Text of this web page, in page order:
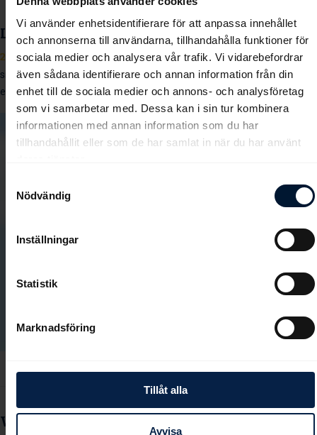
Vi använder enhetsidentifierare för att anpassa innehållet
och annonserna till användarna, tillhandahålla funktioner för
sociala medier och analysera vår trafik. Vi vidarebefordrar
även sådana identifierare och annan information från din
enhet till de sociala medier och annons- och analysföretag
som vi samarbetar med. Dessa kan i sin tur kombinera
informationen med annan information som du har
tillhandahållit eller som de har samlat in när du har använt
Nödvändig
Inställningar
Statistik
Marknadsföring
Tillåt alla
Avvisa
Lägg namnet Evelina Rönnlund på minnet
2025-10-05Evelina Rönnlund är bara några få segrar ifrån att rida ur
sin viktlättnad som lärling. Jockeyn som ständigt suktar efter nya
erfarenheter och kunskap.
Wahl mot sitt sjunde banchampionat?